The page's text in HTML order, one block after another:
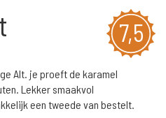
7,5
Alt. je proeft de karamel
Lekker smaakvol
een tweede van bestelt.